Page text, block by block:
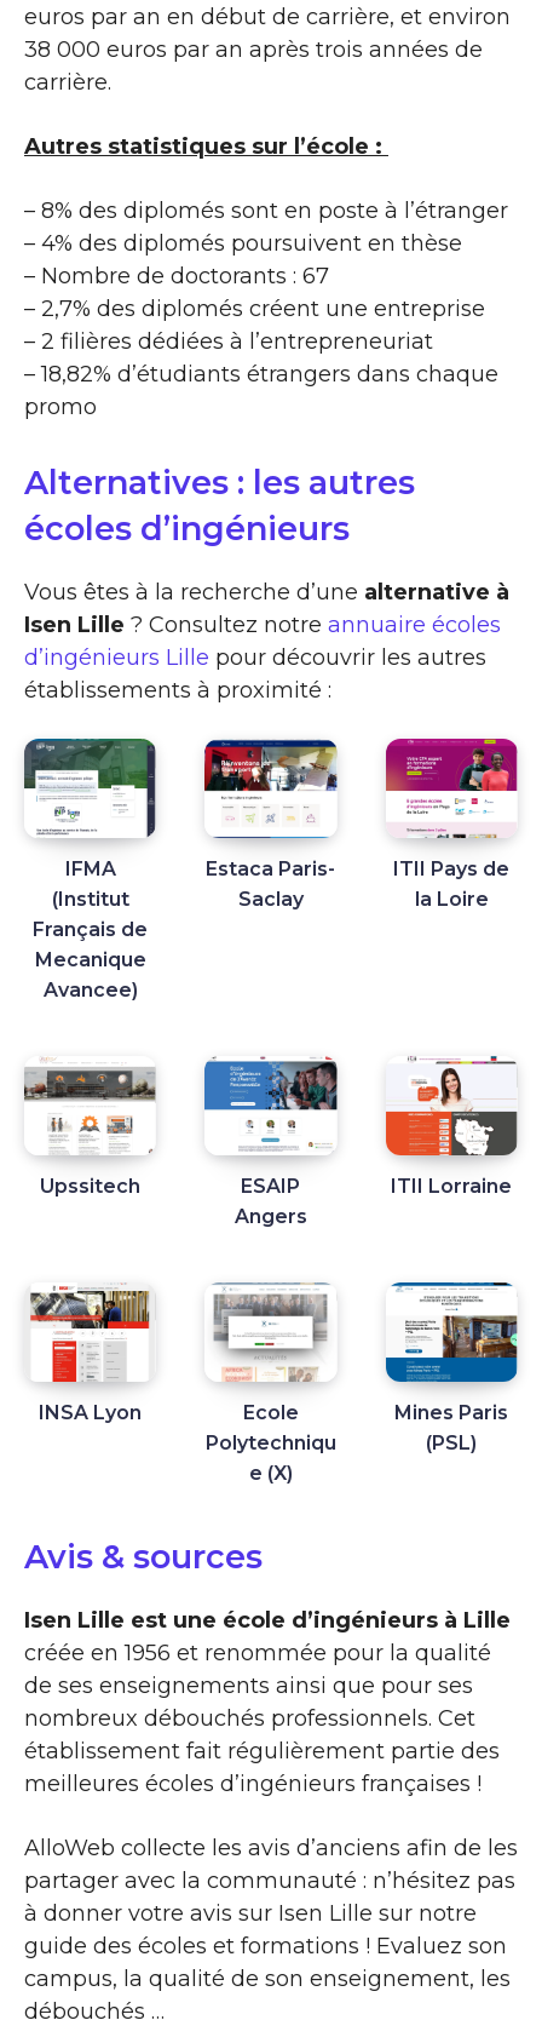
euros par an en début de carrière, et environ
38 000 euros par an après trois années de
carrière.
Autres statistiques sur l’école :
– 8% des diplomés sont en poste à l’étranger
– 4% des diplomés poursuivent en thèse
– Nombre de doctorants : 67
– 2,7% des diplomés créent une entreprise
– 2 filières dédiées à l’entrepreneuriat
– 18,82% d’étudiants étrangers dans chaque
promo
Alternatives : les autres
écoles d’ingénieurs
Vous êtes à la recherche d’une alternative à
Isen Lille ? Consultez notre annuaire écoles
d’ingénieurs Lille pour découvrir les autres
établissements à proximité :
IFMA
(Institut
Français de
Mecanique
Avancee)
Estaca Paris-
Saclay
ITII Pays de
la Loire
Upssitech
ESAIP
Angers
ITII Lorraine
INSA Lyon
Ecole
Polytechniqu
e (X)
Mines Paris
(PSL)
Avis & sources
Isen Lille est une école d’ingénieurs à Lille
créée en 1956 et renommée pour la qualité
de ses enseignements ainsi que pour ses
nombreux débouchés professionnels. Cet
établissement fait régulièrement partie des
meilleures écoles d’ingénieurs françaises !
AlloWeb collecte les avis d’anciens afin de les
partager avec la communauté : n’hésitez pas
à donner votre avis sur Isen Lille sur notre
guide des écoles et formations ! Evaluez son
campus, la qualité de son enseignement, les
débouchés …